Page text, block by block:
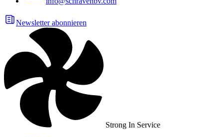
Newsletter abonnieren
Strong In Service